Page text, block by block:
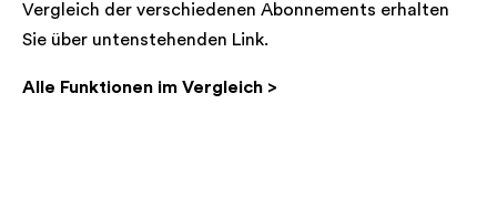
Vergleich der verschiedenen Abonnements erhalten
Sie über untenstehenden Link.
Alle Funktionen im Vergleich >